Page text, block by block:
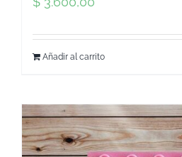
Añadir al carrito